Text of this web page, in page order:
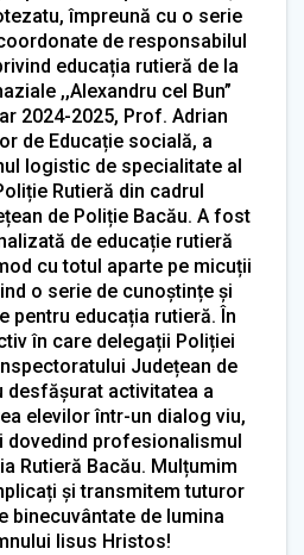
împreună cu o serie
de responsabilul
educația rutieră de la
,,Alexandru cel Bun”
2024-2025, Prof. Adrian
de Educație socială, a
logistic de specialitate al
Rutieră din cadrul
de Poliție Bacău. A fost
de educație rutieră
cu totul aparte pe micuții
o serie de cunoștințe și
pentru educația rutieră. În
în care delegații Poliției
Județean de
desfășurat activitatea a
elevilor într-un dialog viu,
dovedind profesionalismul
Rutieră Bacău. Mulțumim
și transmitem tuturor
binecuvântate de lumina
Iisus Hristos!